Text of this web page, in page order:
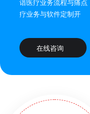
谙医疗业务流程与痛
疗业务与软件定制开
在线咨询